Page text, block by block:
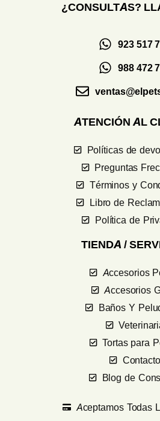
¿CONSULTAS?
923 517
988 472
ATENCIÓN AL
Políticas de
Preguntas
Términos y
Libro de
Política de
TIENDA /
Accesorios
Accesorios
Baños Y
Tortas para
Contacto
Blog de
Aceptamos Todas